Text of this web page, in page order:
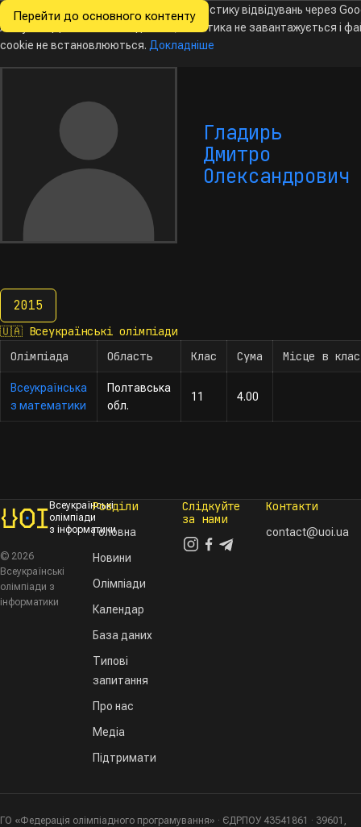
Перейти до основного контенту
Всеукраїнські
з інформатики
НовиниОлімпіадиКалендарБаза даних
Гладирь
Дмитро
Олександрович
2015
2015
🇺🇦 Всеукраїнські олімпіади
Олімпіада
Область Клас Сума Місце в
Всеукраїнська
з математики
Полтавська
обл.
11 4.00
Всеукраїнські
олімпіади
з інформатики
© 2026
Всеукраїнські
олімпіади з
інформатики
Розділи
Головна
Новини
Олімпіади
Календар
База даних
Типові
запитання
Про нас
Медіа
Підтримати
Слідкуйте
за нами
Контакти
contact@uoi.ua
ГО «Федерація олімпіадного програмування» · ЄДРПОУ 43541861 · 39601,
Ми хочемо збирати знеособлену статистику відвідувань через
Analytics. Доки ви не погодитесь, аналітика не завантажується і
cookie не встановлюються. Докладніше